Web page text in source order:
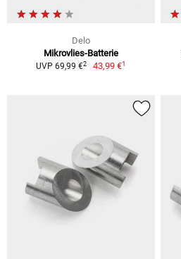
Delo
Mikrovlies-Batterie
UVP 69,99 €2 43,99 €1